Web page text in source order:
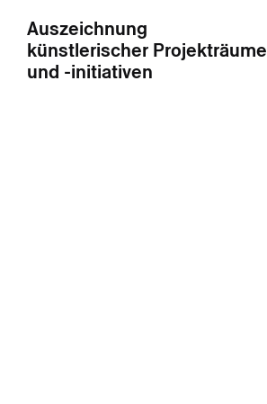
Auszeichnung
künstlerischer Projekträume
und -initiativen